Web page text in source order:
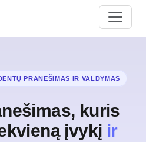
PRANEŠIMAS IR VALDYMAS
kuris
įvykį ir